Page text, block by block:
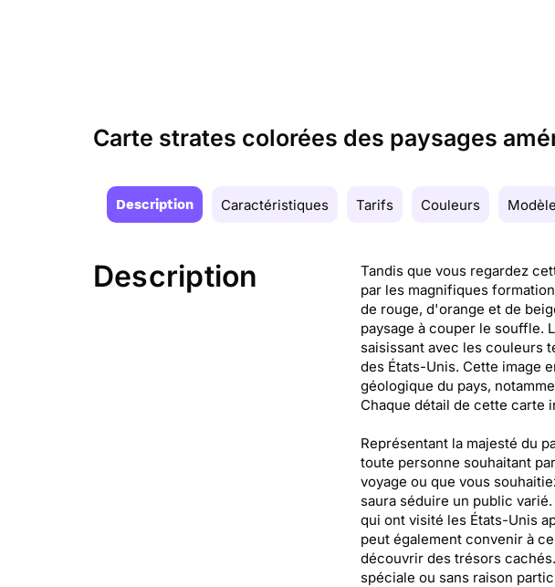
Carte strates colorées des paysages
Description Caractéristiques Tarifs Couleurs
Description
Tandis que vous regardez
par les magnifiques
de rouge, d'orange et de
paysage à couper le souffle.
saisissant avec les couleurs
des États-Unis. Cette image
géologique du pays,
Chaque détail de cette carte
Représentant la majesté du
toute personne souhaitant
voyage ou que vous
saura séduire un public
qui ont visité les États-Unis
peut également convenir à
découvrir des trésors
spéciale ou sans raison